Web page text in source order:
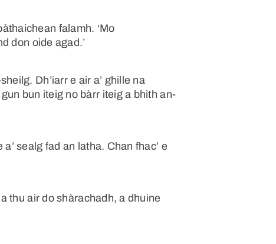
falamh. ‘Mo
don oide agad.’
Dh’iarr e air a’ ghille na
bun iteig no bàrr iteig a bhith an-
sealg fad an latha. Chan fhac’ e
thu air do shàrachadh, a dhuine